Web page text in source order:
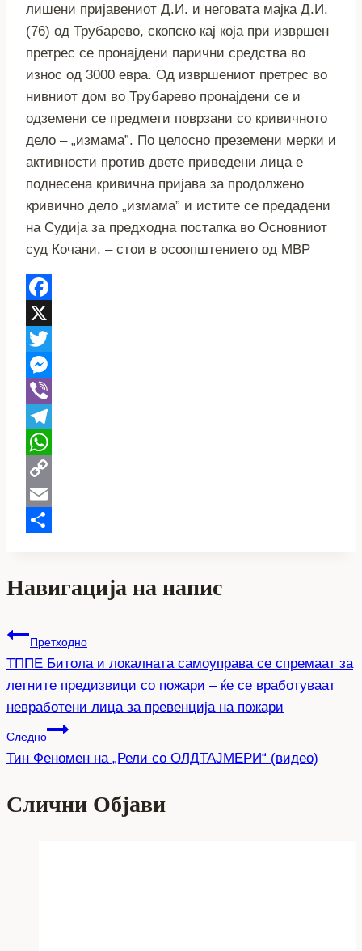
лишени пријавениот Д.И. и неговата мајка Д.И.
(76) од Трубарево, скопско кај која при извршен
претрес се пронајдени парични средства во
износ од 3000 евра. Од извршениот претрес во
нивниот дом во Трубарево пронајдени се и
одземени се предмети поврзани со кривичното
дело – „измама”. По целосно преземени мерки и
активности против двете приведени лица е
поднесена кривична пријава за продолжено
кривично дело „измама” и истите се предадени
на Судија за предходна постапка во Основниот
суд Кочани. – стои в осоопштението од МВР
Facebook
X
Twitter
Messenger
Viber
Telegram
WhatsApp
Copy
Link
Email
Навигација на напис
Претходно
ТППЕ Битола и локалната самоуправа се спремаат за
летните предизвици со пожари – ќе се вработуваат
невработени лица за превенција на пожари
Следно
Тин Феномен на „Рели со ОЛДТАЈМЕРИ“ (видео)
Слични Објави